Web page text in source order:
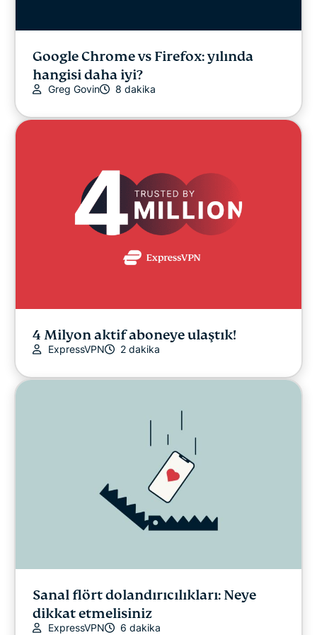
VPN rehberleri
Google Chrome vs Firefox: yılında
hangisi daha iyi?
Greg Govin 8 dakika
4 Milyon aktif aboneye ulaştık!
ExpressVPN 2 dakika
Sanal flört dolandırıcılıkları: Neye
dikkat etmelisiniz
ExpressVPN 6 dakika